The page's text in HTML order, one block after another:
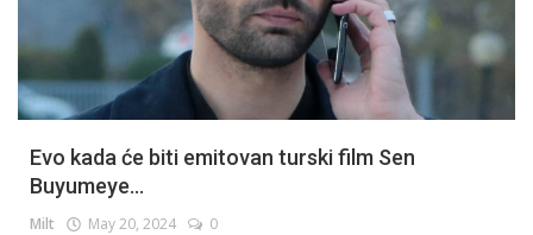
Evo kada će biti emitovan turski film Sen
Buyumeye...
Milt May 20, 2024 0